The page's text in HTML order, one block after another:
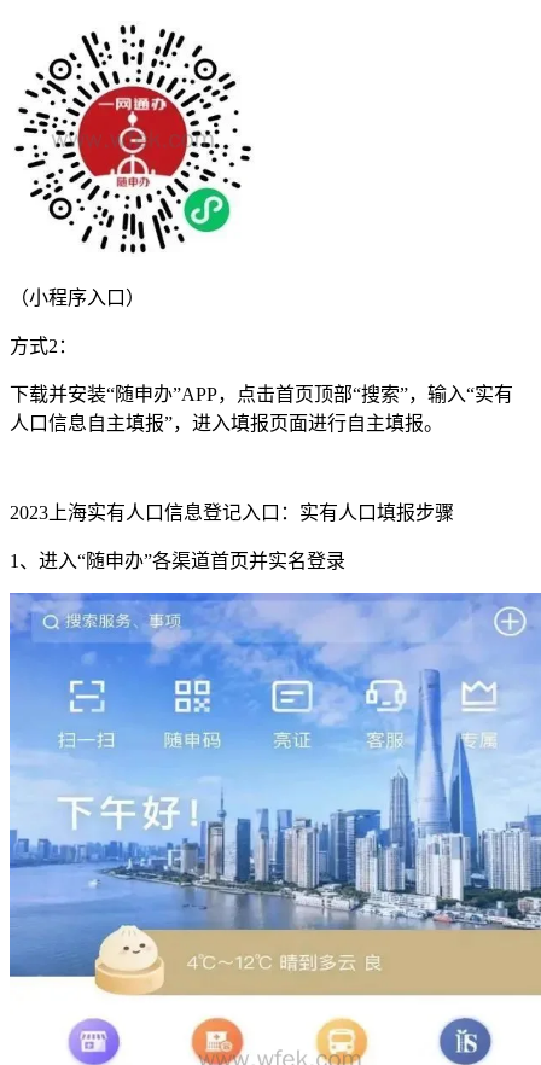
（小程序入口）
方式2：
下载并安装“随申办”APP，点击首页顶部“搜索”，输入“实有
人口信息自主填报”，进入填报页面进行自主填报。
2023上海实有人口信息登记入口：实有人口填报步骤
1、进入“随申办”各渠道首页并实名登录